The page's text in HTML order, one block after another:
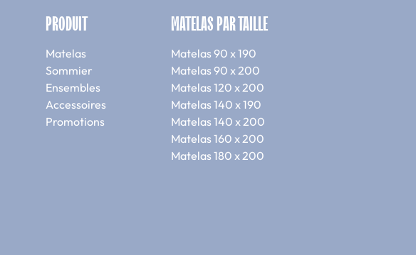
PRODUIT
Matelas
Sommier
Ensembles
Accessoires
Promotions
MATELAS PAR TAILLE
Matelas 90 x 190
Matelas 90 x 200
Matelas 120 x 200
Matelas 140 x 190
Matelas 140 x 200
Matelas 160 x 200
Matelas 180 x 200